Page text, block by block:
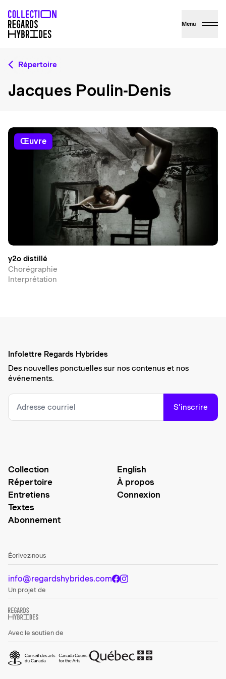
Menu
Répertoire
Jacques Poulin-Denis
œuvre
y2o distillé
Chorégraphie
Interprétation
Infolettre Regards Hybrides
Des nouvelles ponctuelles sur nos contenus et nos
événements.
S’inscrire
Collection
Répertoire
Entretiens
Textes
Abonnement
English
À propos
Connexion
Écrivez-nous
info@regardshybrides.com
Un projet de
Avec le soutien de